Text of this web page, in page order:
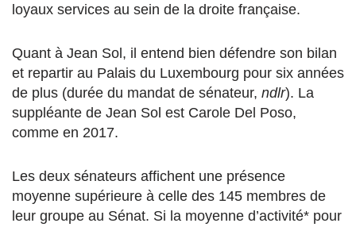
loyaux services au sein de la droite française.
Quant à Jean Sol, il entend bien défendre son bilan
et repartir au Palais du Luxembourg pour six années
de plus (durée du mandat de sénateur, ndlr). La
suppléante de Jean Sol est Carole Del Poso,
comme en 2017.
Les deux sénateurs affichent une présence
moyenne supérieure à celle des 145 membres de
leur groupe au Sénat. Si la moyenne d’activité* pour